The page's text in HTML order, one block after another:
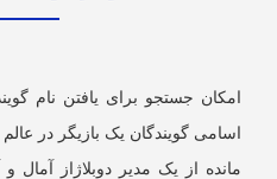
جستجو برای یافتن نام
گویندگان یک بازیگر در عالم سینما
از یک مدیر دوبلاژاز آمال و